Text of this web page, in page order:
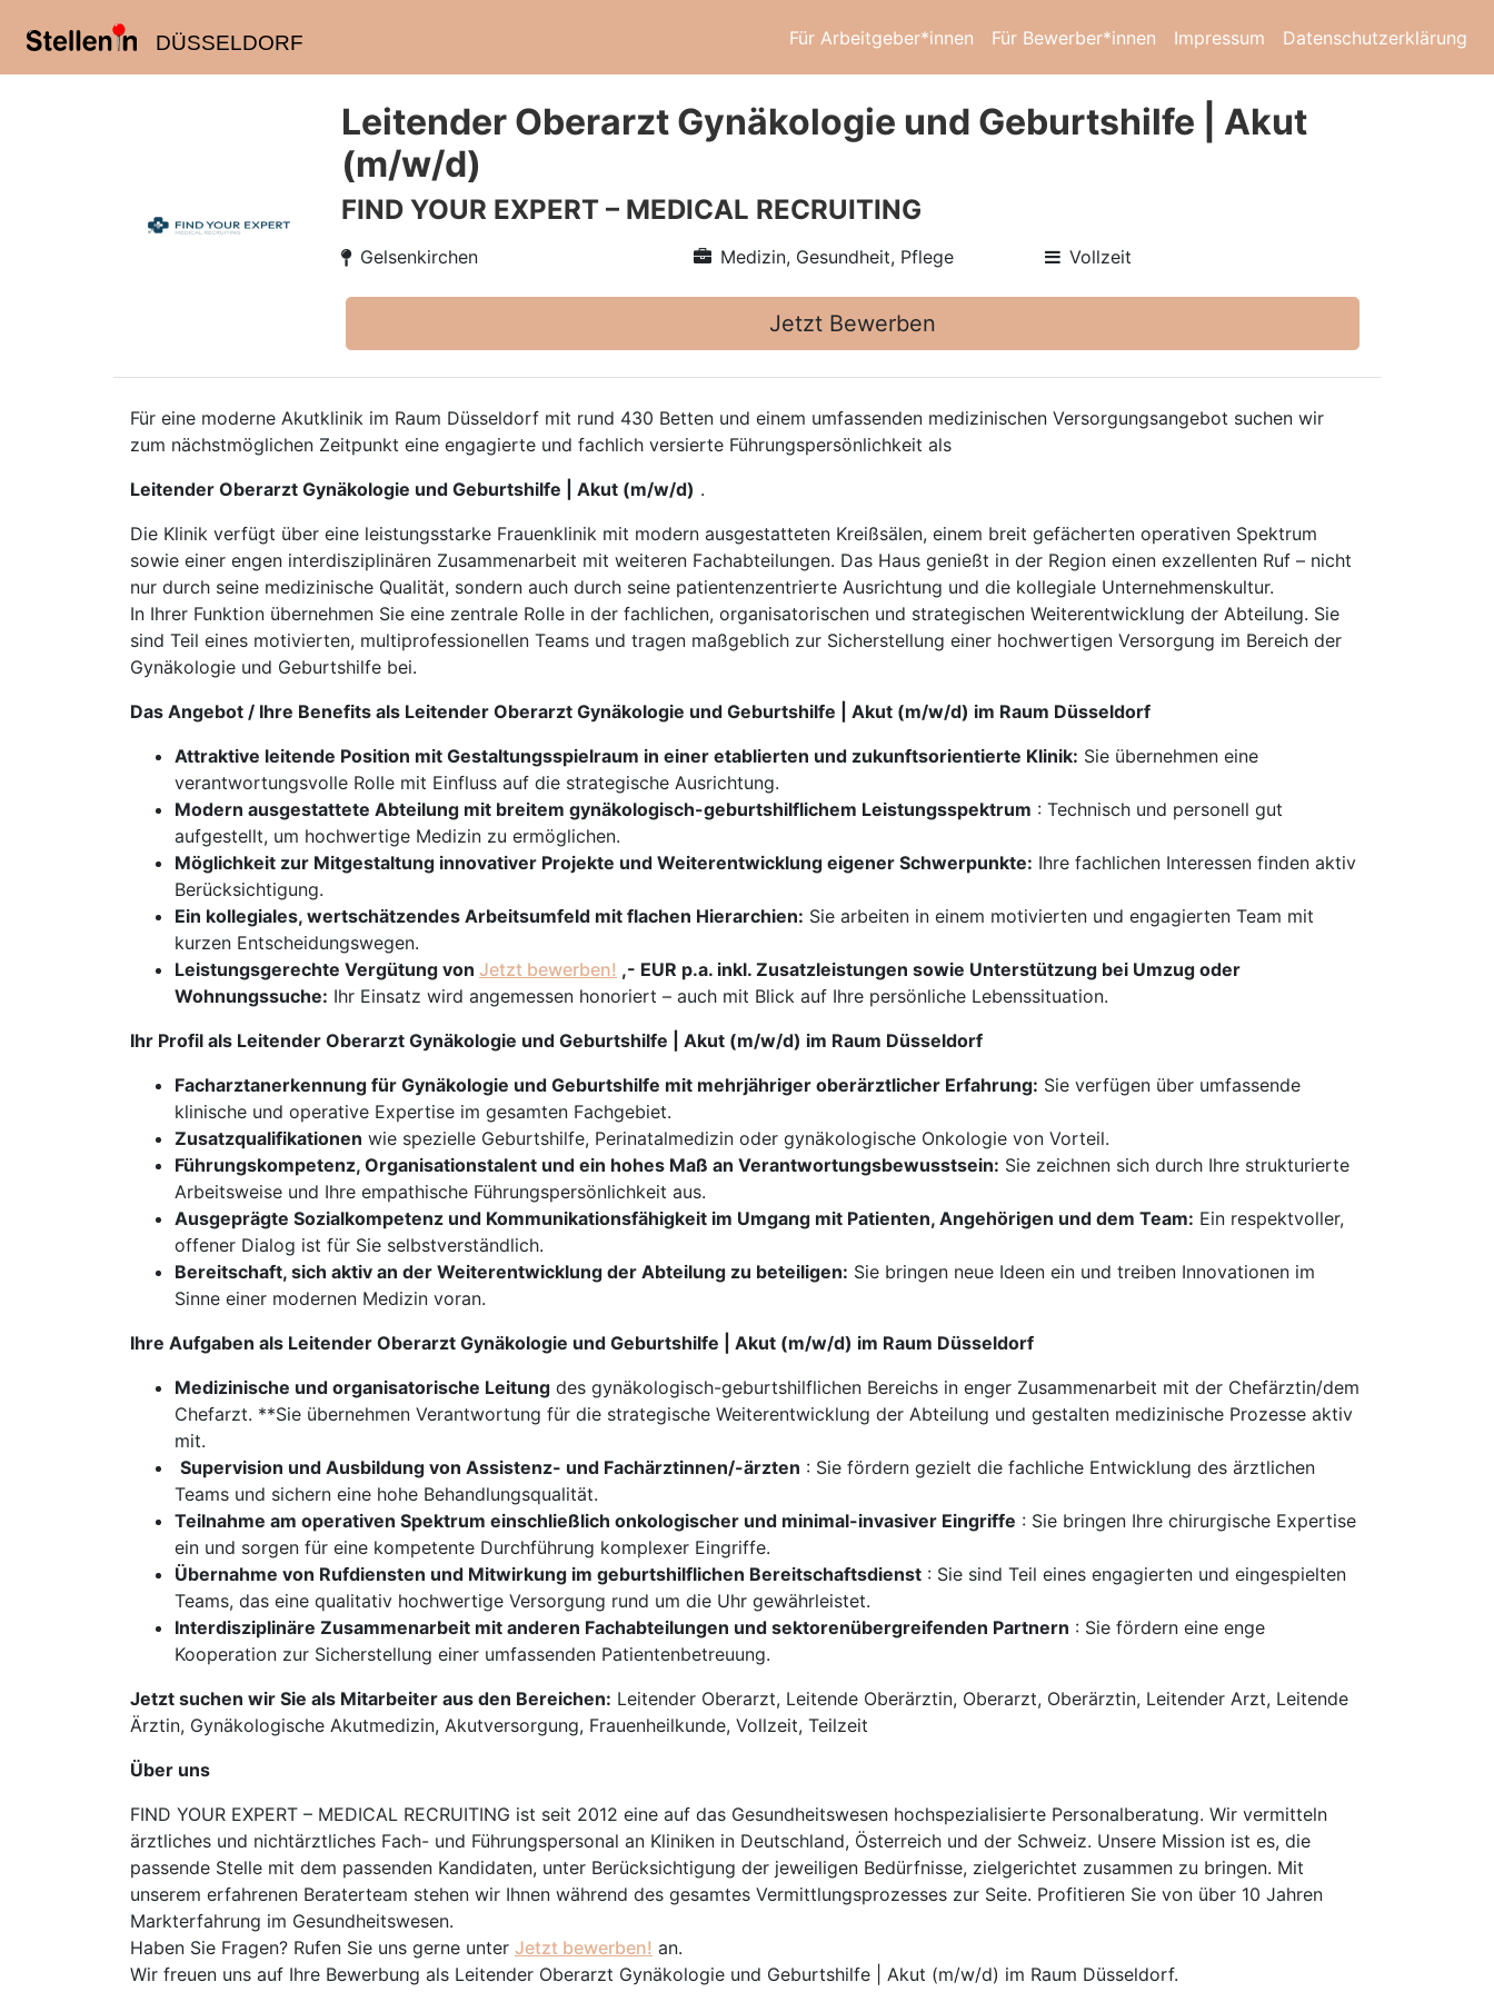
DÜSSELDORF Für Arbeitgeber*innen Für Bewerber*innen Impressum Datenschutzerklärung
Leitender Oberarzt Gynäkologie und Geburtshilfe | Akut
(m/w/d)
FIND YOUR EXPERT – MEDICAL RECRUITING
Gelsenkirchen Medizin, Gesundheit, Pflege Vollzeit
Jetzt Bewerben
Für eine moderne Akutklinik im Raum Düsseldorf mit rund 430 Betten und einem umfassenden medizinischen Versorgungsangebot suchen wir
zum nächstmöglichen Zeitpunkt eine engagierte und fachlich versierte Führungspersönlichkeit als
Leitender Oberarzt Gynäkologie und Geburtshilfe | Akut (m/w/d) .
Die Klinik verfügt über eine leistungsstarke Frauenklinik mit modern ausgestatteten Kreißsälen, einem breit gefächerten operativen Spektrum
sowie einer engen interdisziplinären Zusammenarbeit mit weiteren Fachabteilungen. Das Haus genießt in der Region einen exzellenten Ruf – nicht
nur durch seine medizinische Qualität, sondern auch durch seine patientenzentrierte Ausrichtung und die kollegiale Unternehmenskultur.
In Ihrer Funktion übernehmen Sie eine zentrale Rolle in der fachlichen, organisatorischen und strategischen Weiterentwicklung der Abteilung. Sie
sind Teil eines motivierten, multiprofessionellen Teams und tragen maßgeblich zur Sicherstellung einer hochwertigen Versorgung im Bereich der
Gynäkologie und Geburtshilfe bei.
Das Angebot / Ihre Benefits als Leitender Oberarzt Gynäkologie und Geburtshilfe | Akut (m/w/d) im Raum Düsseldorf
Attraktive leitende Position mit Gestaltungsspielraum in einer etablierten und zukunftsorientierte Klinik: Sie übernehmen eine
verantwortungsvolle Rolle mit Einfluss auf die strategische Ausrichtung.
Modern ausgestattete Abteilung mit breitem gynäkologisch-geburtshilflichem Leistungsspektrum : Technisch und personell gut
aufgestellt, um hochwertige Medizin zu ermöglichen.
Möglichkeit zur Mitgestaltung innovativer Projekte und Weiterentwicklung eigener Schwerpunkte: Ihre fachlichen Interessen finden aktiv
Berücksichtigung.
Ein kollegiales, wertschätzendes Arbeitsumfeld mit flachen Hierarchien: Sie arbeiten in einem motivierten und engagierten Team mit
kurzen Entscheidungswegen.
Leistungsgerechte Vergütung von Jetzt bewerben! ,- EUR p.a. inkl. Zusatzleistungen sowie Unterstützung bei Umzug oder
Wohnungssuche: Ihr Einsatz wird angemessen honoriert – auch mit Blick auf Ihre persönliche Lebenssituation.
Ihr Profil als Leitender Oberarzt Gynäkologie und Geburtshilfe | Akut (m/w/d) im Raum Düsseldorf
Facharztanerkennung für Gynäkologie und Geburtshilfe mit mehrjähriger oberärztlicher Erfahrung: Sie verfügen über umfassende
klinische und operative Expertise im gesamten Fachgebiet.
Zusatzqualifikationen wie spezielle Geburtshilfe, Perinatalmedizin oder gynäkologische Onkologie von Vorteil.
Führungskompetenz, Organisationstalent und ein hohes Maß an Verantwortungsbewusstsein: Sie zeichnen sich durch Ihre strukturierte
Arbeitsweise und Ihre empathische Führungspersönlichkeit aus.
Ausgeprägte Sozialkompetenz und Kommunikationsfähigkeit im Umgang mit Patienten, Angehörigen und dem Team: Ein respektvoller,
offener Dialog ist für Sie selbstverständlich.
Bereitschaft, sich aktiv an der Weiterentwicklung der Abteilung zu beteiligen: Sie bringen neue Ideen ein und treiben Innovationen im
Sinne einer modernen Medizin voran.
Ihre Aufgaben als Leitender Oberarzt Gynäkologie und Geburtshilfe | Akut (m/w/d) im Raum Düsseldorf
Medizinische und organisatorische Leitung des gynäkologisch-geburtshilflichen Bereichs in enger Zusammenarbeit mit der Chefärztin/dem
Chefarzt. **Sie übernehmen Verantwortung für die strategische Weiterentwicklung der Abteilung und gestalten medizinische Prozesse aktiv
mit.
Supervision und Ausbildung von Assistenz- und Fachärztinnen/-ärzten : Sie fördern gezielt die fachliche Entwicklung des ärztlichen
Teams und sichern eine hohe Behandlungsqualität.
Teilnahme am operativen Spektrum einschließlich onkologischer und minimal-invasiver Eingriffe : Sie bringen Ihre chirurgische Expertise
ein und sorgen für eine kompetente Durchführung komplexer Eingriffe.
Übernahme von Rufdiensten und Mitwirkung im geburtshilflichen Bereitschaftsdienst : Sie sind Teil eines engagierten und eingespielten
Teams, das eine qualitativ hochwertige Versorgung rund um die Uhr gewährleistet.
Interdisziplinäre Zusammenarbeit mit anderen Fachabteilungen und sektorenübergreifenden Partnern : Sie fördern eine enge
Kooperation zur Sicherstellung einer umfassenden Patientenbetreuung.
Jetzt suchen wir Sie als Mitarbeiter aus den Bereichen: Leitender Oberarzt, Leitende Oberärztin, Oberarzt, Oberärztin, Leitender Arzt, Leitende
Ärztin, Gynäkologische Akutmedizin, Akutversorgung, Frauenheilkunde, Vollzeit, Teilzeit
Über uns
FIND YOUR EXPERT – MEDICAL RECRUITING ist seit 2012 eine auf das Gesundheitswesen hochspezialisierte Personalberatung. Wir vermitteln
ärztliches und nichtärztliches Fach- und Führungspersonal an Kliniken in Deutschland, Österreich und der Schweiz. Unsere Mission ist es, die
passende Stelle mit dem passenden Kandidaten, unter Berücksichtigung der jeweiligen Bedürfnisse, zielgerichtet zusammen zu bringen. Mit
unserem erfahrenen Beraterteam stehen wir Ihnen während des gesamtes Vermittlungsprozesses zur Seite. Profitieren Sie von über 10 Jahren
Markterfahrung im Gesundheitswesen.
Haben Sie Fragen? Rufen Sie uns gerne unter Jetzt bewerben! an.
Wir freuen uns auf Ihre Bewerbung als Leitender Oberarzt Gynäkologie und Geburtshilfe | Akut (m/w/d) im Raum Düsseldorf.